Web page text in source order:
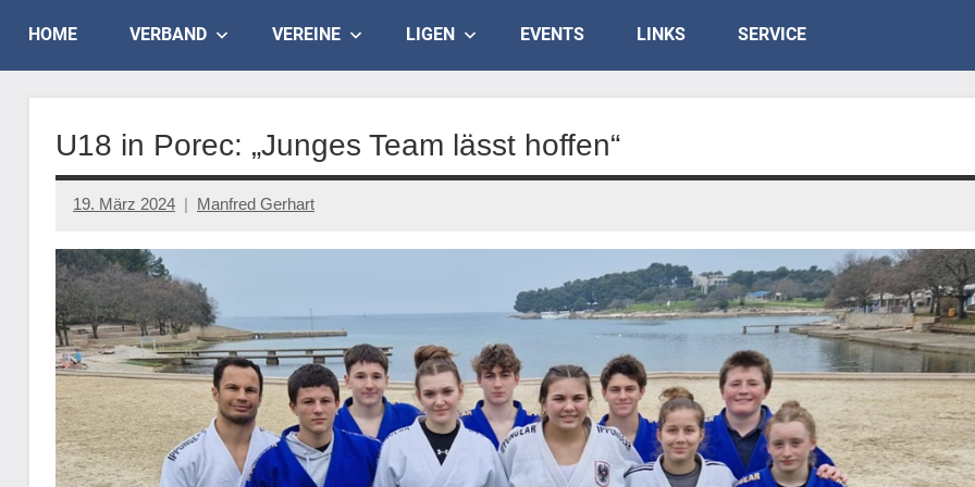
content
Judo
Landesverband
Salzburg
HOME VERBAND VEREINE LIGEN EVENTS LINKS SERVICE
U18 in Porec: „Junges Team lässt hoffen“
19. März 2024 Manfred Gerhart